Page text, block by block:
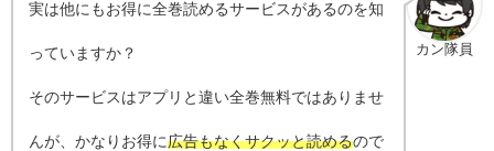
カン隊員
実は他にもお得に全巻読めるサービスがあるのを知
っていますか？
そのサービスはアプリと違い全巻無料ではありませ
んが、かなりお得に広告もなくサクッと読めるので